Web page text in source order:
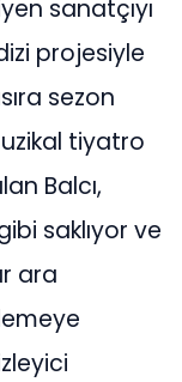
sanatçıyı
projesiyle
sezon
tiyatro
Balcı,
saklıyor ve
ara